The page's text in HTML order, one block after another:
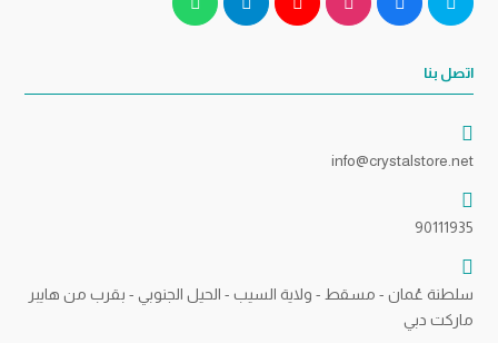
اتصل بنا
info@crystalstore.net
90111935
سلطنة عُمان - مسقط - ولاية السيب - الحيل الجنوبي - بقرب من هايبر
ماركت دبي